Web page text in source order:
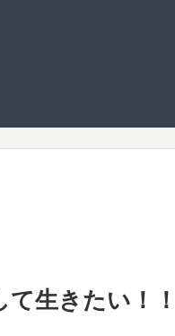
生きたい！！